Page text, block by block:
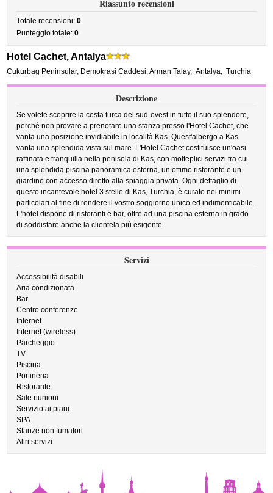
Riassunto recensioni
Totale recensioni:0
Punteggio totale:0
Hotel Cachet, Antalya
Cukurbag Peninsular, Demokrasi Caddesi, Arman Talay, Antalya, Turchia
Descrizione
Se volete scoprire la costa turca del sud-ovest in tutto il suo splendore,
perché non provare a prenotare una stanza presso l'Hotel Cachet, che
vanta una posizione invidiabile in località Kas. Quest'albergo a Kas
vanta una splendida vista sul mare. L'Hotel Cachet costituisce un'oasi
raffinata e tranquilla nella penisola di Kas, con molteplici servizi tra cui
una splendida piscina panoramica esterna, un ottimo ristorante e un
giardino con accesso diretto alla spiaggia privata. Ogni dettaglio di
questo incantevole hotel 3 stelle di Kas, Turchia, è curato nei minimi
particolari al fine di rendere il vostro soggiorno unico ed indimenticabile.
L'hotel dispone di ristoranti e bar, oltre ad una piscina esterna in grado
di soddisfare anche la clientela più esigente.
Servizi
Accessibilità disabili
Aria condizionata
Bar
Centro conferenze
Internet
Internet (wireless)
Parcheggio
TV
Piscina
Portineria
Ristorante
Sale riunioni
Servizio ai piani
SPA
Stanze non fumatori
Altri servizi